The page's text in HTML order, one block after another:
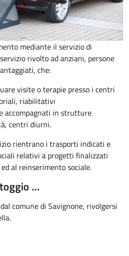
mediante il servizio di
rivolto ad anziani, persone
che:
visite o terapie presso i centri
riabilitativi
accompagnati in strutture
centri diurni.
rientrano i trasporti indicati e
relativi a progetti finalizzati
al reinserimento sociale.
…
comune di Savignone, rivolgersi